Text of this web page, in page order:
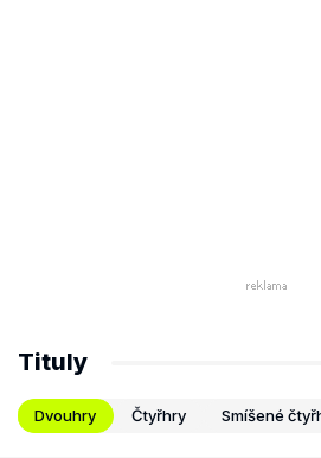
Tituly
Dvouhry Čtyřhry Smíšené